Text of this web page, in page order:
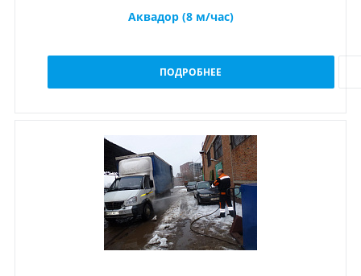
Аквадор (8 м/час)
ПОДРОБНЕЕ